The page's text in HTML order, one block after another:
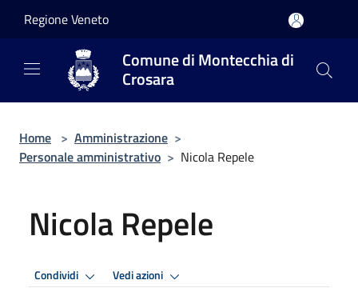
Regione Veneto
Comune di Montecchia di
Crosara
Home > Amministrazione >
Personale amministrativo > Nicola Repele
Nicola Repele
Condividi Vedi azioni